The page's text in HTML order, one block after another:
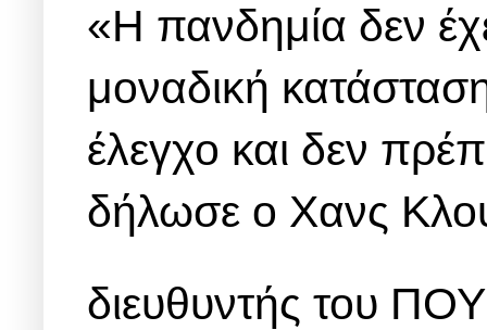
«Η πανδημία δεν
μοναδική
έλεγχο και δεν
δήλωσε ο Χανς
διευθυντής του